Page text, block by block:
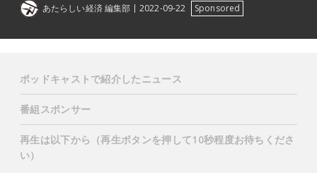
あたらしい経済 編集部 2022-09-22 Sponsored
ポッドキャストで紹介したニュース
番組スポンサー
再生は以下から（再生ボタンを押して10秒程度お待ちくださ
い）